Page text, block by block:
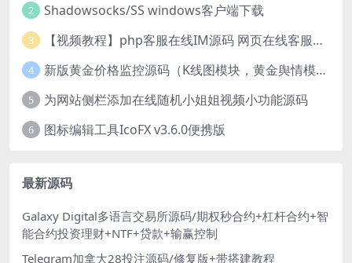
2 Shadowsocks/SS windows客户端下载
3 【视频教程】php客服在线IM源码 网页在线客服软件代码
4 新版黄金价格监控源码（K线图模块，黄金舆情模块，AI智能客服源码）
5 为网站侧栏添加在线随机小姐姐视频小功能源码
6 图标编辑工具IcoFX v3.6.0便携版
最新源码
Galaxy Digital多语言交易所源码/期权秒合约+杠杆合约+智
能合约投资理财+NTF+贷款+输赢控制
Telegram加拿大28投注源码/修复版+带搭建教程